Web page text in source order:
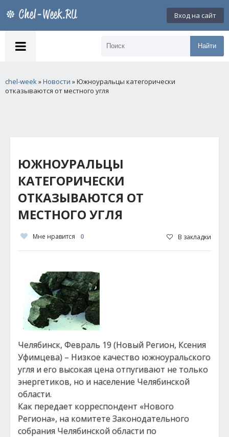
Вход на сайт
Найти
chel-week»Новости » Южноуральцы категорически
отказываются от местного угля
ЮЖНОУРАЛЬЦЫ
КАТЕГОРИЧЕСКИ
ОТКАЗЫВАЮТСЯ ОТ
МЕСТНОГО УГЛЯ
Мне нравится 0 В закладки
Челябинск, Февраль 19 (Новый Регион, Ксения
Уфимцева) – Низкое качество южноуральского
угля и его высокая цена отпугивают не только
энергетиков, но и население Челябинской
области.
Как передает корреспондент «Нового
Региона», на комитете Законодательного
собрания Челябинской области по